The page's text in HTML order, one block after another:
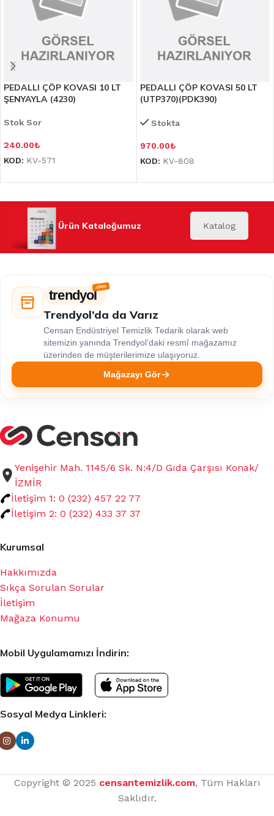
PEDALLI ÇÖP KOVASI 10 LT
ŞENYAYLA (4230)
Stok Sor
240.00₺
KOD: KV-571
PEDALLI ÇÖP KOVASI 50 LT
(UTP370)(PDK390)
Stokta
970.00₺
KOD: KV-808
Ürün Kataloğumuz Katalog
trendyol
Trendyol’da da Varız
Censan Endüstriyel Temizlik Tedarik olarak web
sitemizin yanında Trendyol’daki resmî mağazamız
üzerinden de müşterilerimize ulaşıyoruz.
Mağazayı Gör
Yenişehir Mah. 1145/6 Sk. N:4/D Gıda Çarşısı Konak/
İZMİR
İletişim 1: 0 (232) 457 22 77
İletişim 2: 0 (232) 433 37 37
Kurumsal
Hakkımızda
Sıkça Sorulan Sorular
İletişim
Mağaza Konumu
Mobil Uygulamamızı İndirin:
Sosyal Medya Linkleri:
Copyright © 2025 censantemizlik.com, Tüm Hakları
Saklıdır.